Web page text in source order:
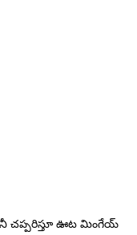
చప్పరిస్తూ ఊట మింగేయ్